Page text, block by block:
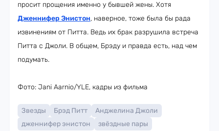
просит прощения именно у бывшей жены. Хотя
Дженнифер Энистон, наверное, тоже была бы рада
извинениям от Питта. Ведь их брак разрушила встреча
Питта с Джоли. В общем, Брэду и правда есть, над чем
подумать.
Фото: Jani Aarnio/YLE, кадры из фильма
Звезды Брэд Питт
Анджелина Джоли
дженнифер энистон
звёздные пары